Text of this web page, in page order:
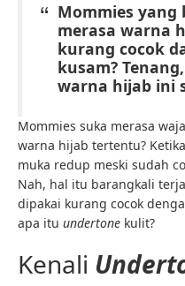
Mommies yang
merasa warna
kurang cocok
kusam?
warna hijab ini
Mommies suka merasa
warna hijab tertentu?
muka redup meski sudah
Nah, hal itu barangkali
dipakai kurang cocok
apa itu undertone kulit?
Kenali